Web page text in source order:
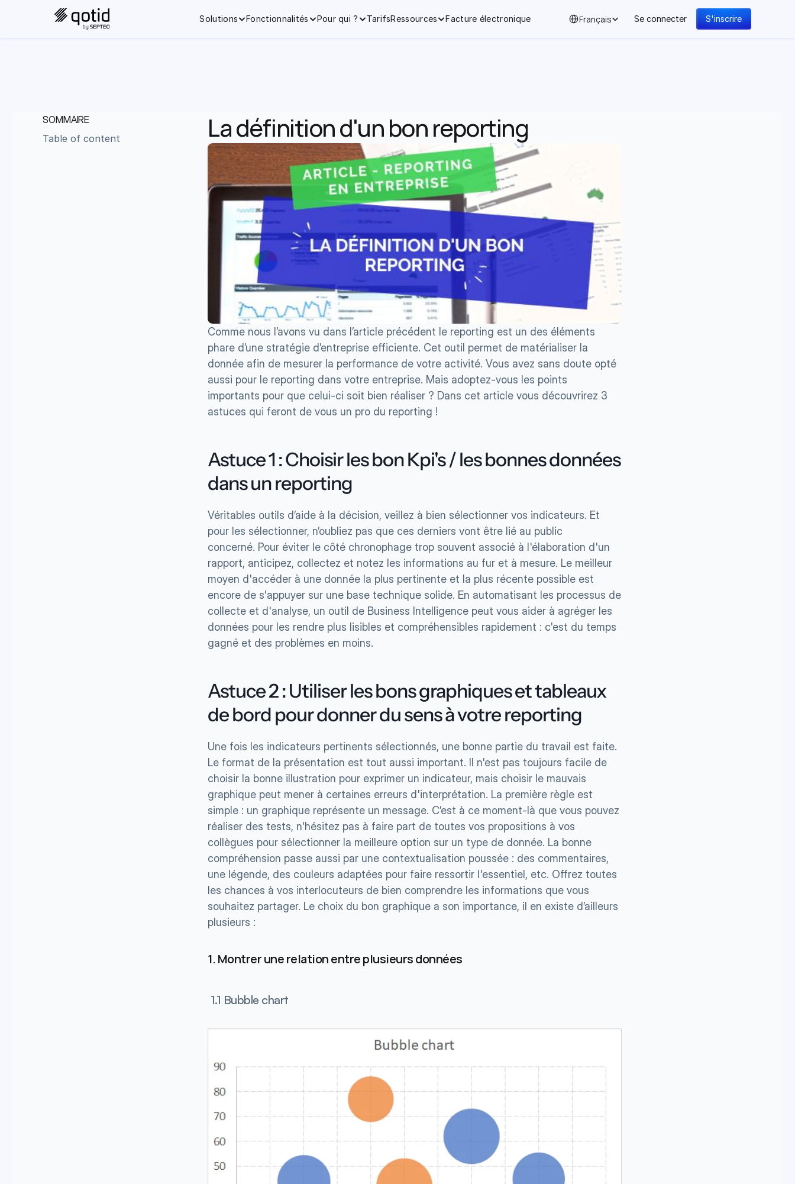
Solutions Fonctionnalités Pour qui ? TarifsRessources Facture électronique Se connecter
Français S'inscrire
SOMMAIRE
Table of content
La définition d'un bon reporting
Comme nous l’avons vu dans l’article précédent le reporting est un des éléments
phare d’une stratégie d’entreprise efficiente. Cet outil permet de matérialiser la
donnée afin de mesurer la performance de votre activité. Vous avez sans doute opté
aussi pour le reporting dans votre entreprise. Mais adoptez-vous les points
importants pour que celui-ci soit bien réaliser ? Dans cet article vous découvrirez 3
astuces qui feront de vous un pro du reporting !
Astuce 1 : Choisir les bon Kpi's / les bonnes données
dans un reporting
Véritables outils d’aide à la décision, veillez à bien sélectionner vos indicateurs. Et
pour les sélectionner, n’oubliez pas que ces derniers vont être lié au public
concerné. Pour éviter le côté chronophage trop souvent associé à l'élaboration d'un
rapport, anticipez, collectez et notez les informations au fur et à mesure. Le meilleur
moyen d'accéder à une donnée la plus pertinente et la plus récente possible est
encore de s'appuyer sur une base technique solide. En automatisant les processus de
collecte et d'analyse, un outil de Business Intelligence peut vous aider à agréger les
données pour les rendre plus lisibles et compréhensibles rapidement : c'est du temps
gagné et des problèmes en moins.
Astuce 2 : Utiliser les bons graphiques et tableaux
de bord pour donner du sens à votre reporting
Une fois les indicateurs pertinents sélectionnés, une bonne partie du travail est faite.
Le format de la présentation est tout aussi important. Il n'est pas toujours facile de
choisir la bonne illustration pour exprimer un indicateur, mais choisir le mauvais
graphique peut mener à certaines erreurs d'interprétation. La première règle est
simple : un graphique représente un message. C’est à ce moment-là que vous pouvez
réaliser des tests, n'hésitez pas à faire part de toutes vos propositions à vos
collègues pour sélectionner la meilleure option sur un type de donnée. La bonne
compréhension passe aussi par une contextualisation poussée : des commentaires,
une légende, des couleurs adaptées pour faire ressortir l'essentiel, etc. Offrez toutes
les chances à vos interlocuteurs de bien comprendre les informations que vous
souhaitez partager. Le choix du bon graphique a son importance, il en existe d’ailleurs
plusieurs :
1. Montrer une relation entre plusieurs données
1.1 Bubble chart